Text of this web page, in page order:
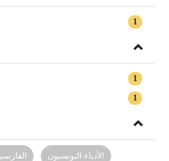
1
1
1
الأدباء التونسيون